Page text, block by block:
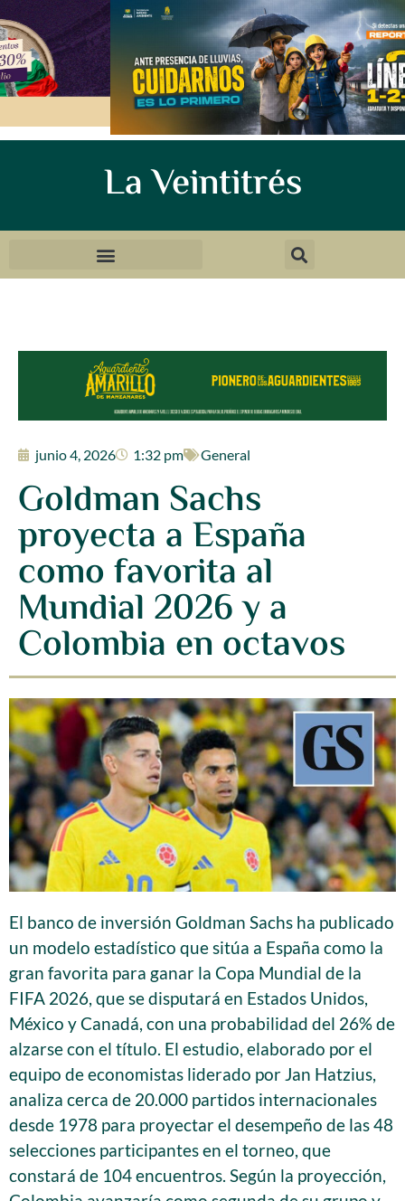
La Veintitrés
junio 4, 2026 1:32 pm General
Goldman Sachs
proyecta a España
como favorita al
Mundial 2026 y a
Colombia en octavos
El banco de inversión Goldman Sachs ha publicado
un modelo estadístico que sitúa a España como la
gran favorita para ganar la Copa Mundial de la
FIFA 2026, que se disputará en Estados Unidos,
México y Canadá, con una probabilidad del 26% de
alzarse con el título. El estudio, elaborado por el
equipo de economistas liderado por Jan Hatzius,
analiza cerca de 20.000 partidos internacionales
desde 1978 para proyectar el desempeño de las 48
selecciones participantes en el torneo, que
constará de 104 encuentros. Según la proyección,